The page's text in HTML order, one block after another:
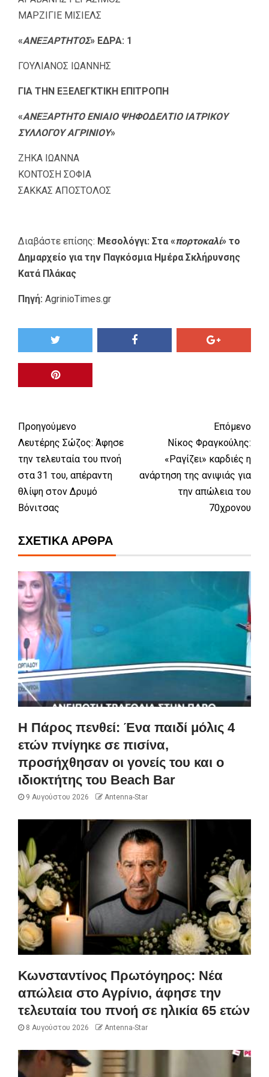
ΜΑΡΖΙΓΙΕ ΜΙΣΙΕΛΣ
«ΑΝΕΞΑΡΤΗΤΟΣ» ΕΔΡΑ: 1
ΓΟΥΛΙΑΝΟΣ ΙΩΑΝΝΗΣ
ΓΙΑ ΤΗΝ ΕΞΕΛΕΓΚΤΙΚΗ ΕΠΙΤΡΟΠΗ
«ΑΝΕΞΑΡΤΗΤΟ ΕΝΙΑΙΟ ΨΗΦΟΔΕΛΤΙΟ ΙΑΤΡΙΚΟΥ
ΣΥΛΛΟΓΟΥ ΑΓΡΙΝΙΟΥ»
ΖΗΚΑ ΙΩΑΝΝΑ
ΚΟΝΤΟΣΗ ΣΟΦΙΑ
ΣΑΚΚΑΣ ΑΠΟΣΤΟΛΟΣ
Διαβάστε επίσης: Μεσολόγγι: Στα «πορτοκαλί» το
Δημαρχείο για την Παγκόσμια Ημέρα Σκλήρυνσης
Κατά Πλάκας
Πηγή: AgrinioTimes.gr
Προηγούμενο
Λευτέρης Σώζος: Άφησε
την τελευταία του πνοή
στα 31 του, απέραντη
θλίψη στον Δρυμό
Βόνιτσας
Επόμενο
Νίκος Φραγκούλης:
«Ραγίζει» καρδιές η
ανάρτηση της ανιψιάς για
την απώλεια του
70χρονου
ΣΧΕΤΙΚΆ ΆΡΘΡΑ
Η Πάρος πενθεί: Ένα παιδί μόλις 4
ετών πνίγηκε σε πισίνα,
προσήχθησαν οι γονείς του και ο
ιδιοκτήτης του Beach Bar
9 Αυγούστου 2026 Antenna-Star
Κωνσταντίνος Πρωτόγηρος: Νέα
απώλεια στο Αγρίνιο, άφησε την
τελευταία του πνοή σε ηλικία 65 ετών
8 Αυγούστου 2026 Antenna-Star